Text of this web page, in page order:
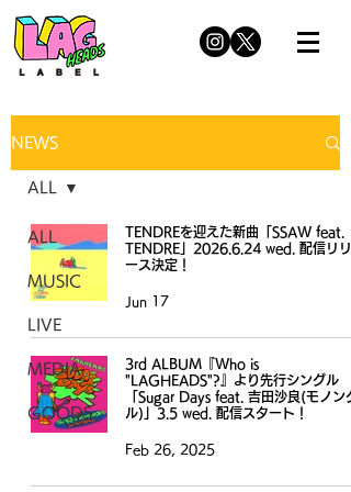
NEWS
ALL
MUSIC
LIVE
MEDIA
GOODS
ALL
TENDREを迎えた新曲「SSAW feat.
TENDRE」2026.6.24 wed. 配信リリ
ース決定！
Jun 17
3rd ALBUM『Who is
"LAGHEADS"?』より先行シングル
「Sugar Days feat. 吉田沙良(モノンク
ル)」3.5 wed. 配信スタート！
Feb 26, 2025